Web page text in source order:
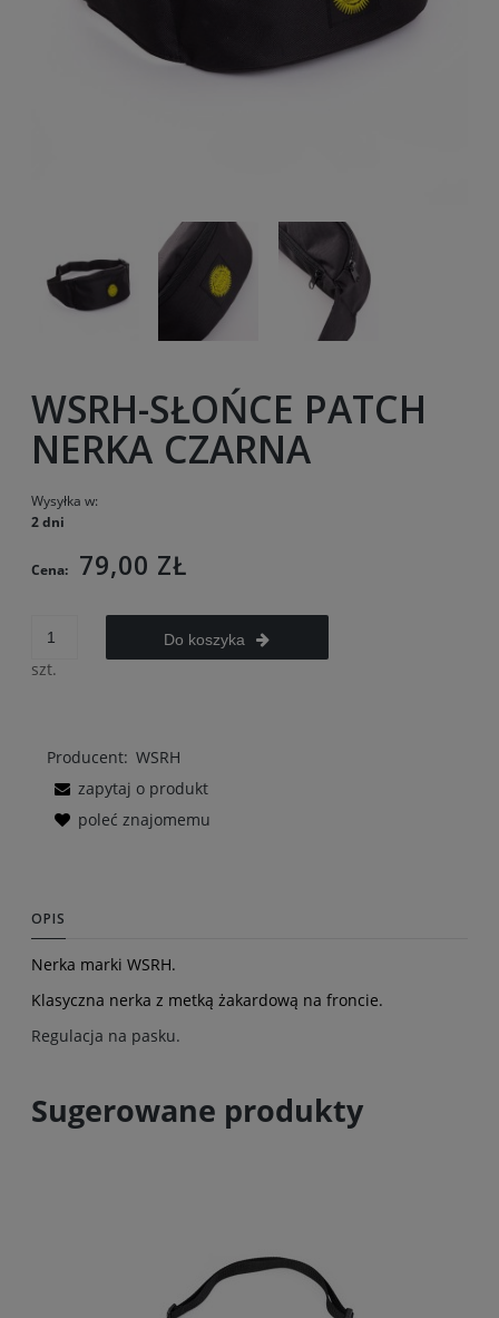
WSRH-SŁOŃCE PATCH
NERKA CZARNA
Wysyłka w:
2 dni
Cena: 79,00 ZŁ
szt.
Do koszyka
Producent: WSRH
zapytaj o produkt
poleć znajomemu
OPIS
Nerka marki WSRH.
Klasyczna nerka z metką żakardową na froncie.
Regulacja na pasku.
Sugerowane produkty